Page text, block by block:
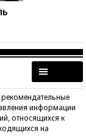
информации
относящихся к
на